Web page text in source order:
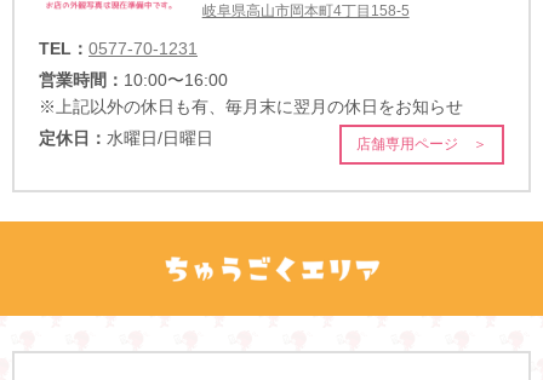
岐阜県高山市岡本町4丁目158-5
TEL： 0577-70-1231
営業時間： 10:00〜16:00
※上記以外の休日も有、毎月末に翌月の休日をお知らせ
定休日： 水曜日/日曜日 店舗専用ページ ＞